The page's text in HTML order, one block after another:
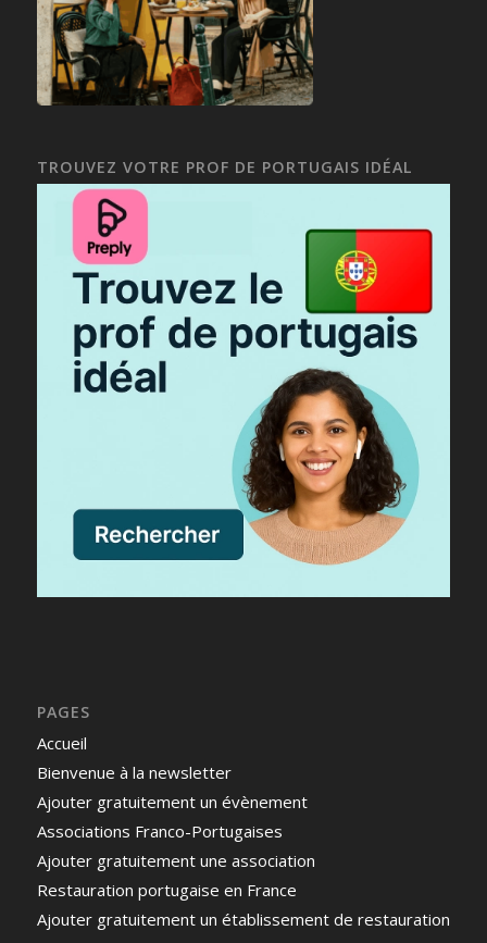
TROUVEZ VOTRE PROF DE PORTUGAIS IDÉAL
PAGES
Accueil
Bienvenue à la newsletter
Ajouter gratuitement un évènement
Associations Franco-Portugaises
Ajouter gratuitement une association
Restauration portugaise en France
Ajouter gratuitement un établissement de restauration